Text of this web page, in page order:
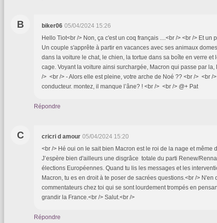
B biker06 05/04/2024 15:26
Hello Tiot<br /> Non, ça c'est un coq français ....<br /> <br /> Et un
Un couple s'apprête à partir en vacances avec ses animaux
dans la voiture le chat, le chien, la tortue dans sa boîte en verre et
cage. Voyant la voiture ainsi surchargée, Macron qui passe par
/> <br /> - Alors elle est pleine, votre arche de Noé ?? <br /> <br /
conducteur. montez, il manque l’âne? ! <br /> <br /> @+ Pat
Répondre
C cricri d amour 05/04/2024 15:20
<br /> Hé oui on le sait bien Macron est le roi de la nage et même
J’espère bien d'ailleurs une disgrâce totale du parti Renew/
élections Européennes. Quand tu lis les messages et les
Macron, tu es en droit à te poser de sacrées questions.<br />
commentateurs chez toi qui se sont lourdement trompés en
grandir la France.<br /> Salut.<br />
Répondre